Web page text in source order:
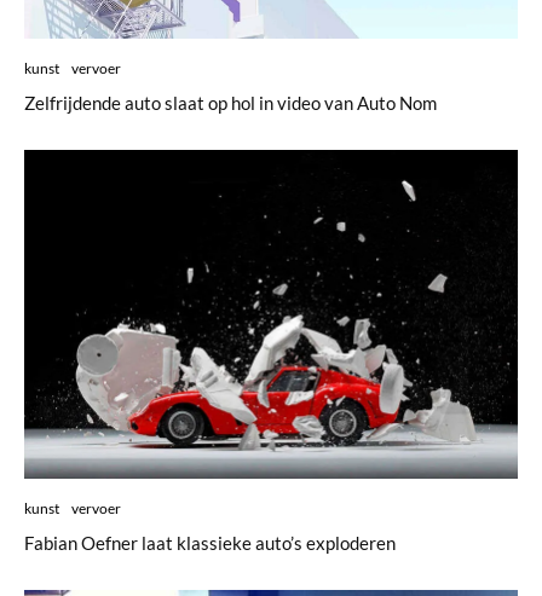
kunst vervoer
Zelfrijdende auto slaat op hol in video van Auto Nom
kunst vervoer
Fabian Oefner laat klassieke auto’s exploderen